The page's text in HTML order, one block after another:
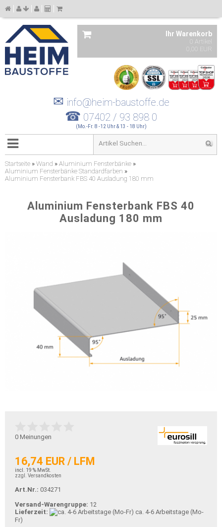
Ihr Warenkorb
0 Artikel
0,00 EUR
✉ info@heim-baustoffe.de
☎ 07402 / 93 898 0
(Mo.-Fr. 8 -12 Uhr & 13 - 18 Uhr)
Startseite » Wand » Aluminium Fensterbänke »
Aluminium Fensterbänke Standardfarben »
Aluminium Fensterbank FBS 40 Ausladung 180 mm
Aluminium Fensterbank FBS 40
Ausladung 180 mm
0 Meinungen
16,74 EUR / LFM
incl. 19 % MwSt.
zzgl. Versandkosten
Art.Nr.: 034271
Versand-Warengruppe: 12
Lieferzeit:
ca. 4-6 Arbeitstage (Mo-
Fr)